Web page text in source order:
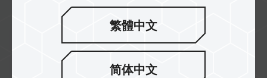
Jan / 2016
2016 TAIWAN EXCELLENT
繁體中文
简体中文